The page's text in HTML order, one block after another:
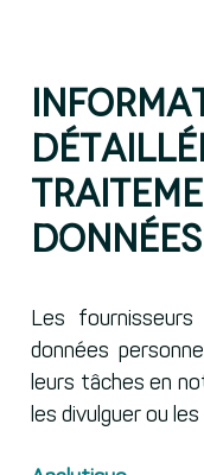
Les
données
leurs tâches en
les divulguer ou